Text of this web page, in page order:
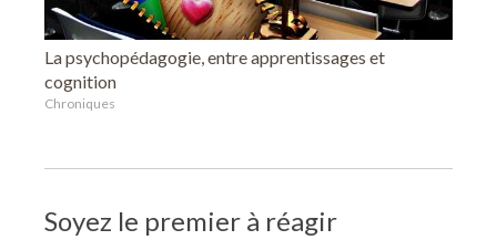
La psychopédagogie, entre apprentissages et
cognition
Chroniques
Soyez le premier à réagir